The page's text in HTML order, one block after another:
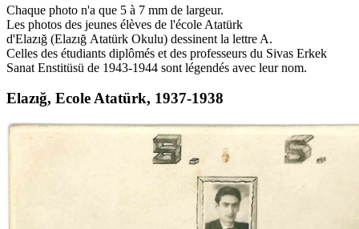
Chaque photo n'a que 5 à 7 mm de largeur.
Les photos des jeunes élèves de l'école Atatürk
d'Elazığ (Elazığ Atatürk Okulu) dessinent la lettre A.
Celles des étudiants diplômés et des professeurs du Sivas Erkek
Sanat Enstitüsü de 1943-1944 sont légendés avec leur nom.
Elazığ, Ecole Atatürk, 1937-1938